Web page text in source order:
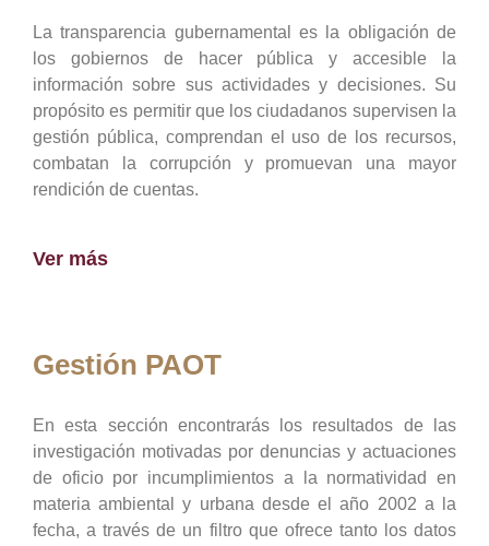
La transparencia gubernamental es la obligación de
los gobiernos de hacer pública y accesible la
información sobre sus actividades y decisiones. Su
propósito es permitir que los ciudadanos supervisen la
gestión pública, comprendan el uso de los recursos,
combatan la corrupción y promuevan una mayor
rendición de cuentas.
Ver más
Gestión PAOT
En esta sección encontrarás los resultados de las
investigación motivadas por denuncias y actuaciones
de oficio por incumplimientos a la normatividad en
materia ambiental y urbana desde el año 2002 a la
fecha, a través de un filtro que ofrece tanto los datos